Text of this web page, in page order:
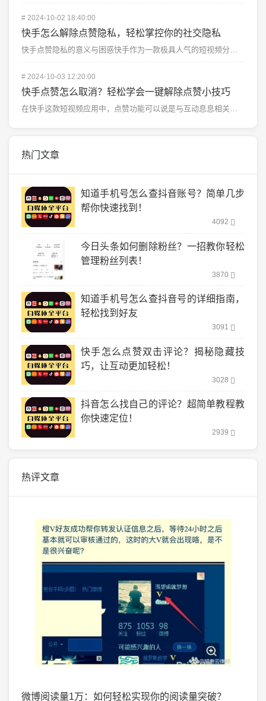
# 2024-10-02 18:40:00
快手怎么解除点赞隐私，轻松掌控你的社交隐私
# 2024-10-03 12:20:00
快手点赞怎么取消？轻松学会一键解除点赞小技巧
热门文章
知道手机号怎么查抖音账号？简单几步
帮你快速找到！
4092
今日头条如何删除粉丝？一招教你轻松
管理粉丝列表！
3870
知道手机号怎么查抖音号的详细指南，
轻松找到好友
3091
快手怎么点赞双击评论？揭秘隐藏技
巧，让互动更加轻松！
3028
抖音怎么找自己的评论？超简单教程教
你快速定位！
2939
热评文章
微博阅读量1万：如何轻松实现你的阅读量突破？